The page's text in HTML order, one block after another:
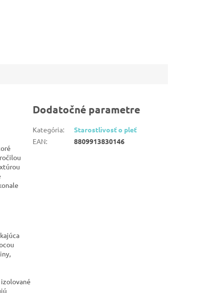
Dodatočné parametre
Kategória:
Starostlivosť o pleť
EAN: 8809913830146